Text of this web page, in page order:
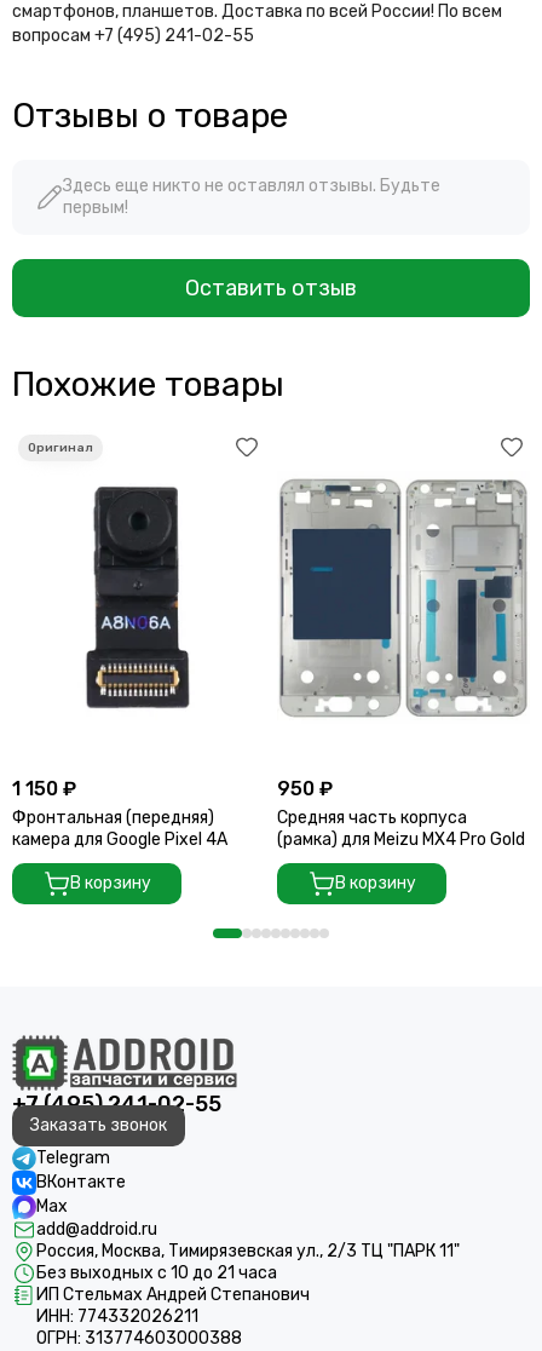
смартфонов, планшетов. Доставка по всей России! По всем
вопросам +7 (495) 241-02-55
Отзывы о товаре
Здесь еще никто не оставлял отзывы. Будьте
первым!
Оставить отзыв
Похожие товары
1 150 ₽
Фронтальная (передняя)
камера для Google Pixel 4A
В корзину
950 ₽
Средняя часть корпуса
(рамка) для Meizu MX4 Pro Gold
В корзину
+7 (495) 241-02-55
Заказать звонок
Telegram
ВКонтакте
Max
add@addroid.ru
Россия, Москва, Тимирязевская ул., 2/3 ТЦ "ПАРК 11"
Без выходных с 10 до 21 часа
ИП Стельмах Андрей Степанович
ИНН: 774332026211
ОГРН: 313774603000388